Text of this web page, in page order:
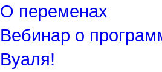
О переменах
Вебинар о
Вуаля!